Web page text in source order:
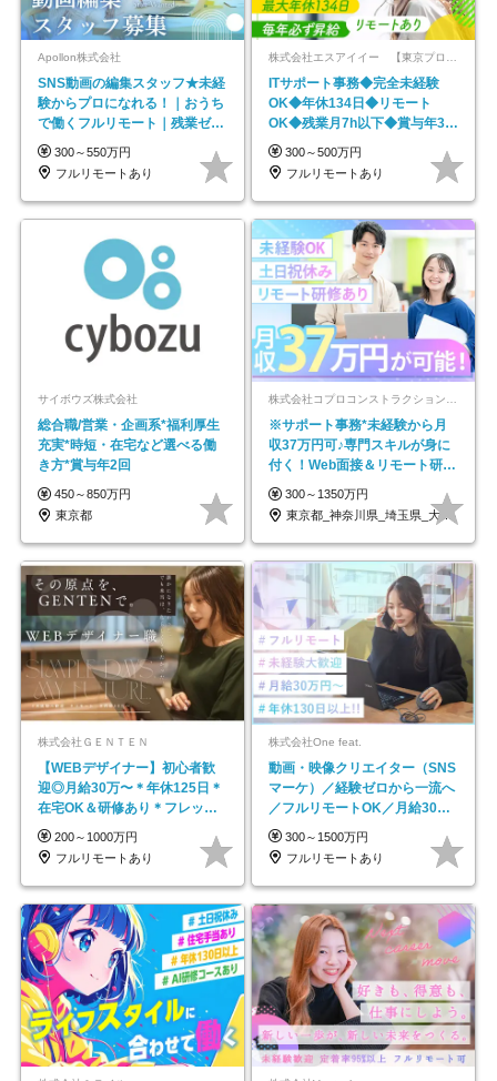
Apollon株式会社
SNS動画の編集スタッフ★未経
験からプロになれる！｜おうち
で働くフルリモート｜残業ゼロ
で18時退勤◎
300～550万円
フルリモートあり
ITサポート事務◆完全未経験
OK◆年休134日◆リモート
OK◆残業月7h以下◆賞与年3回
◆5年目まで必ず昇給
300～500万円
フルリモートあり
サイボウズ株式会社
総合職/営業・企画系*福利厚生
充実*時短・在宅など選べる働
き方*賞与年2回
450～850万円
東京都
※サポート事務*未経験から月
収37万円可♪専門スキルが身に
付く！Web面接＆リモート研修
も充実♪/a
300～1350万円
東京都_神奈川県_埼玉県_大阪府_愛知県…
株式会社ＧＥＮＴＥＮ
【WEBデザイナー】初⼼者歓
迎◎⽉給30万〜＊年休125⽇＊
在宅OK＆研修あり＊フレック
ス
200～1000万円
フルリモートあり
株式会社One feat.
動画・映像クリエイター（SNS
マーケ）／経験ゼロから一流へ
／フルリモートOK／月給30万
円～／年休130日以上
300～1500万円
フルリモートあり